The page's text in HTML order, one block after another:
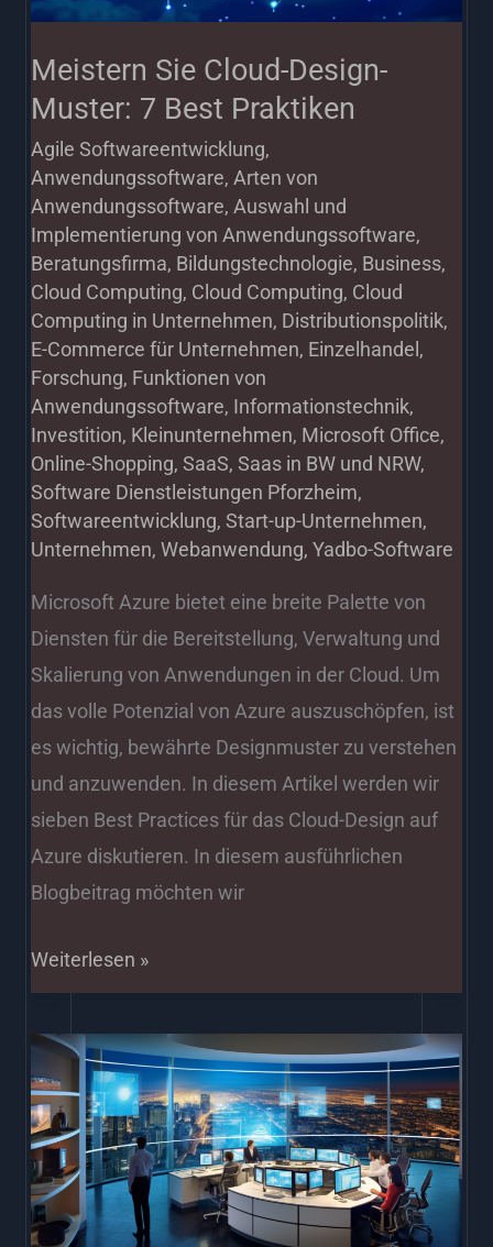
Meistern Sie Cloud-Design-
Muster: 7 Best Praktiken
Agile Softwareentwicklung,
Anwendungssoftware,Arten von
Anwendungssoftware,Auswahl und
Implementierung von Anwendungssoftware,
Beratungsfirma, Bildungstechnologie, Business,
Cloud Computing, Cloud Computing, Cloud
Computing in Unternehmen, Distributionspolitik,
E-Commerce für Unternehmen, Einzelhandel ,
Forschung, Funktionen von
Anwendungssoftware, Informationstechnik,
Investition, Kleinunternehmen, Microsoft Office,
Online-Shopping,SaaS,Saas in BW und NRW,
Software Dienstleistungen Pforzheim,
Softwareentwicklung,Start-up-Unternehmen,
Unternehmen,Webanwendung,Yadbo-Software
Microsoft Azure bietet eine breite Palette von
Diensten für die Bereitstellung, Verwaltung und
Skalierung von Anwendungen in der Cloud. Um
das volle Potenzial von Azure auszuschöpfen, ist
es wichtig, bewährte Designmuster zu verstehen
und anzuwenden. In diesem Artikel werden wir
sieben Best Practices für das Cloud-Design auf
Azure diskutieren. In diesem ausführlichen
Blogbeitrag möchten wir
Weiterlesen »
KI
und
Predictive
Analytics:
Die
Zukunft